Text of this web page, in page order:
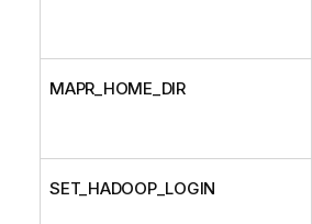
MAPR_HOME_DIR
SET_HADOOP_LOGIN